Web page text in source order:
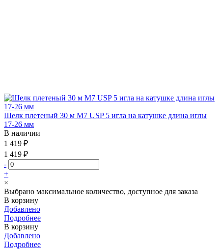
Шелк плетеный 30 м М7 USP 5 игла на катушке длина иглы
17-26 мм
В наличии
1 419 ₽
1 419 ₽
-
+
×
Выбрано максимальное количество, доступное для заказа
В корзину
Добавлено
Подробнее
В корзину
Добавлено
Подробнее